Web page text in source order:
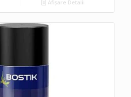
Afișare Detalii